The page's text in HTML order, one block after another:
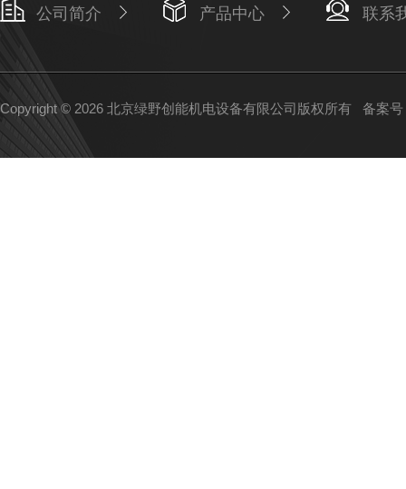
公司简介 产品中心 联系
Copyright © 2026 北京绿野创能机电设备有限公司版权所有 备案